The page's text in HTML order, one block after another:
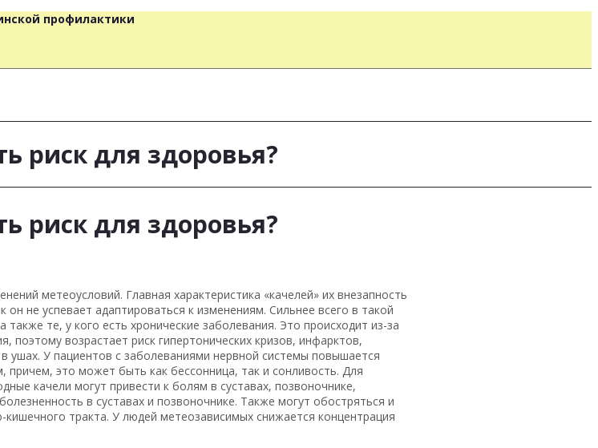
профилактики
риск для здоровья?
риск для здоровья?
метеоусловий. Главная характеристика «качелей» их внезапность
не успевает адаптироваться к изменениям. Сильнее всего в такой
те, у кого есть хронические заболевания. Это происходит из-за
поэтому возрастает риск гипертонических кризов, инфарктов,
У пациентов с заболеваниями нервной системы повышается
это может быть как бессонница, так и сонливость. Для
качели могут привести к болям в суставах, позвоночнике,
в суставах и позвоночнике. Также могут обостряться и
тракта. У людей метеозависимых снижается концентрация